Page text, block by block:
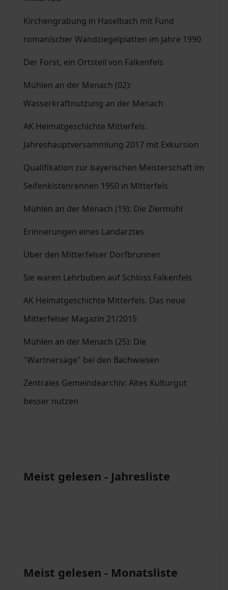
Kirchengrabung in Haselbach mit Fund
romanischer Wandziegelplatten im Jahre 1990
Der Forst, ein Ortsteil von Falkenfels
Mühlen an der Menach (02):
Wasserkraftnutzung an der Menach
AK Heimatgeschichte Mitterfels.
Jahreshauptversammlung 2017 mit Exkursion
Qualifikation zur bayerischen Meisterschaft im
Seifenkistenrennen 1950 in Mitterfels
Mühlen an der Menach (19): Die Ziermühl
Erinnerungen eines Landarztes
Über den Mitterfelser Dorfbrunnen
Sie waren Lehrbuben auf Schloss Falkenfels
AK Heimatgeschichte Mitterfels. Das neue
Mitterfelser Magazin 21/2015
Mühlen an der Menach (25): Die
"Wartnersäge" bei den Bachwiesen
Zentrales Gemeindearchiv: Altes Kulturgut
besser nutzen
Meist gelesen - Jahresliste
Meist gelesen - Monatsliste